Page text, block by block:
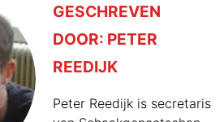
GESCHREVEN
DOOR: PETER
REEDIJK
Peter Reedijk is secretaris